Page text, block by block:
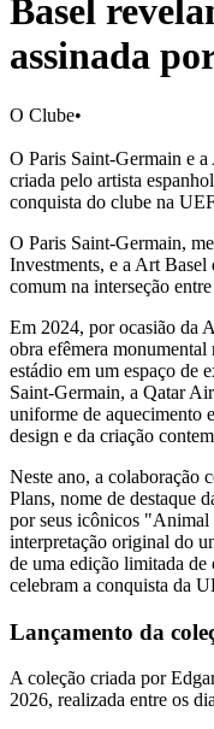
Basel
assinada
O Clube•
O Paris Saint-Germain e
criada pelo artista
conquista do clube na
O Paris Saint-Germain,
Investments, e a Art Basel
comum na interseção
Em 2024, por ocasião da
obra efêmera monumental
estádio em um espaço de
Saint-Germain, a Qatar
uniforme de aquecimento
design e da criação
Neste ano, a colaboração
Plans, nome de destaque
por seus icônicos "Animal
interpretação original do
de uma edição limitada de
celebram a conquista da
Lançamento da
A coleção criada por
2026, realizada entre os